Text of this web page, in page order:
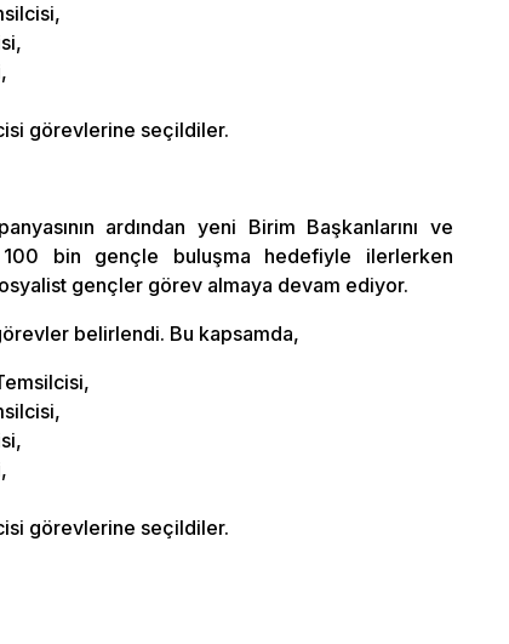
görevlerine seçildiler.
ardından yeni Birim Başkanlarını ve
100 bin gençle buluşma hedefiyle ilerlerken
gençler görev almaya devam ediyor.
belirlendi. Bu kapsamda,
görevlerine seçildiler.